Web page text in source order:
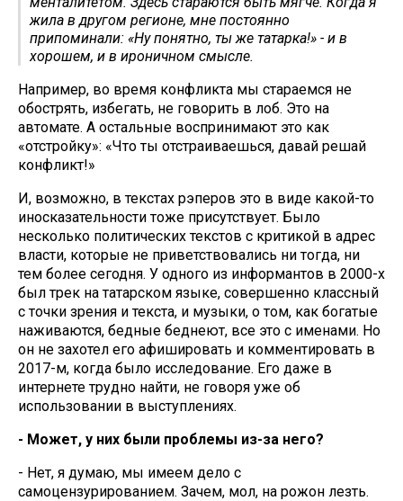
жила в другом регионе, мне постоянно
припоминали: «Ну понятно, ты же татарка!» - и в
хорошем, и в ироничном смысле.
Например, во время конфликта мы стараемся не
обострять, избегать, не говорить в лоб. Это на
автомате. А остальные воспринимают это как
«отстройку»: «Что ты отстраиваешься, давай решай
конфликт!»
И, возможно, в текстах рэперов это в виде какой-то
иносказательности тоже присутствует. Было
несколько политических текстов с критикой в адрес
власти, которые не приветствовались ни тогда, ни
тем более сегодня. У одного из информантов в 2000-х
был трек на татарском языке, совершенно классный
с точки зрения и текста, и музыки, о том, как богатые
наживаются, бедные беднеют, все это с именами. Но
он не захотел его афишировать и комментировать в
2017-м, когда было исследование. Его даже в
интернете трудно найти, не говоря уже об
использовании в выступлениях.
- Может, у них были проблемы из-за него?
- Нет, я думаю, мы имеем дело с
самоцензурированием. Зачем, мол, на рожон лезть.